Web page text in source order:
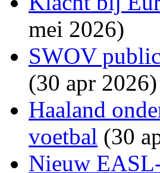
mei 2026)
SWOV
(30 apr 2026)
Haaland
voetbal (30
Nieuw